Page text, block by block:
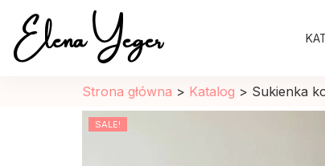
Elena Yeger
Sklep internetowy odziez damska
Strona główna > Katalog > Sukienka
SALE!